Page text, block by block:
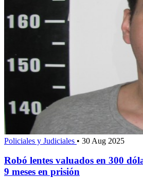
Policiales y Judiciales • 30 Aug 2025
Robó lentes valuados en 300
9 meses en prisión